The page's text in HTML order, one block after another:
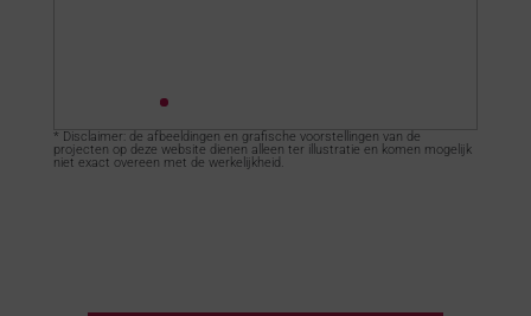
* Disclaimer: de afbeeldingen en grafische voorstellingen van de
projecten op deze website dienen alleen ter illustratie en komen mogelijk
niet exact overeen met de werkelijkheid.